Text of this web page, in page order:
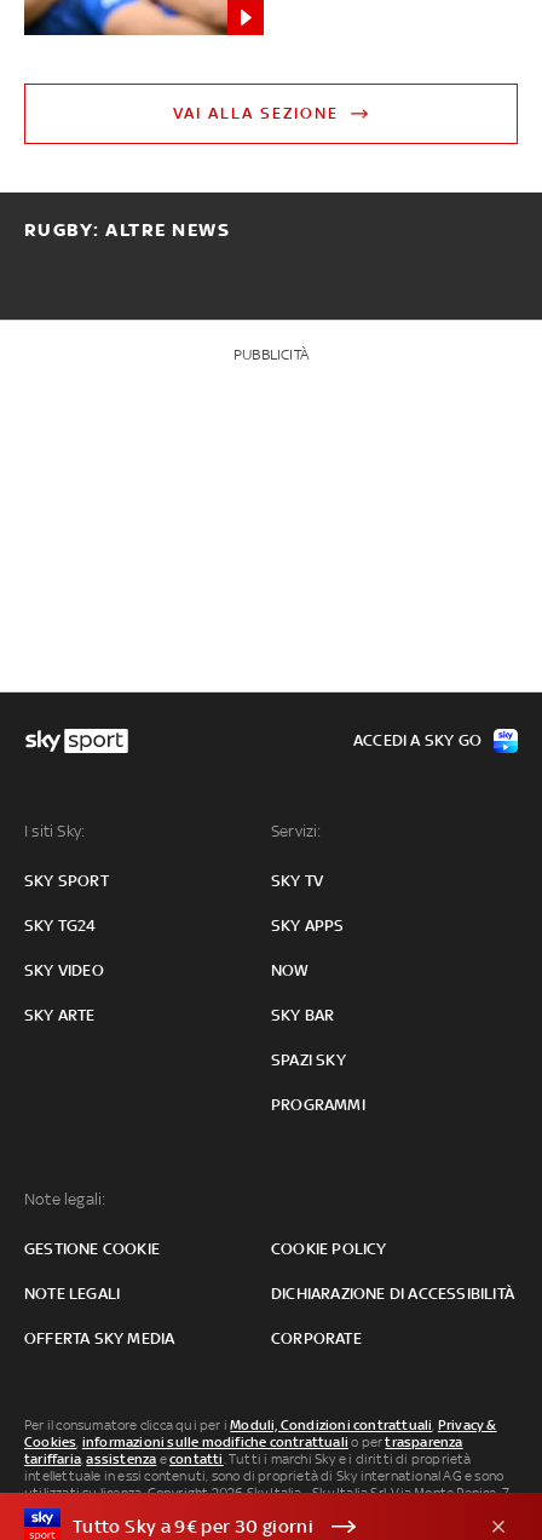
VAI ALLA SEZIONE
RUGBY: ALTRE NEWS
PUBBLICITÀ
I siti Sky:
SKY SPORT
SKY TG24
SKY VIDEO
SKY ARTE
Servizi:
SKY TV
SKY APPS
NOW
SKY BAR
SPAZI SKY
PROGRAMMI
Note legali:
GESTIONE COOKIE COOKIE POLICY
NOTE LEGALI DICHIARAZIONE DI ACCESSIBILITÀ
OFFERTA SKY MEDIA CORPORATE
ACCEDI A SKY GO
Per il consumatore clicca qui per iModuli, Condizioni contrattuali, Privacy &
Cookies, informazioni sulle modifiche contrattuali o pertrasparenza
tariffaria,assistenza econtatti. Tutti i marchi Sky e i diritti di proprietà
intellettuale in essi contenuti, sono di proprietà di Sky international AG e sono
utilizzati su licenza. Copyright 2026 Sky Italia - Sky Italia Srl Via Monte Penice, 7 -
20138 Milano P.IVA 04619241005. SkyTG24: ISSN 3035-1537 e SkySport: ISSN
3035-1545.Segnalazione Abusi
Tutto Sky a 9€ per 30 giorni